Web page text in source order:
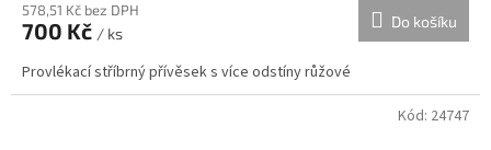
578,51 Kč bez DPH
700 Kč / ks
Do košíku
Provlékací stříbrný přívěsek s více odstíny růžové
Kód: 24747